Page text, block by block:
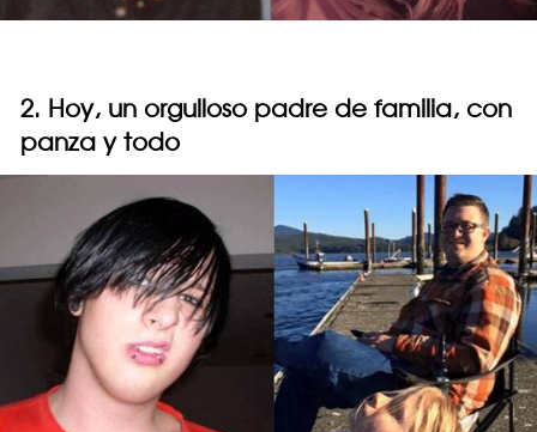
2. Hoy, un orgulloso padre de familia, con
panza y todo